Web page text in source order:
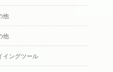
他
他
イングツール